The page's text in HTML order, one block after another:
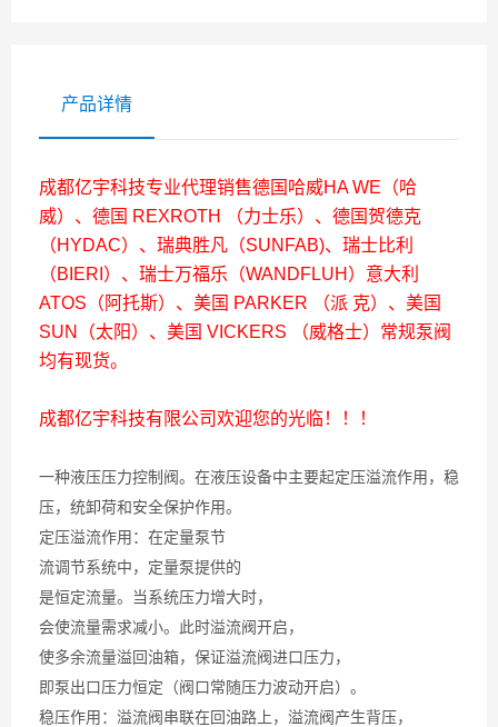
产品详情
成都亿宇科技专业代理销售德国哈威HA WE（哈
威）、德国 REXROTH （力士乐）、德国贺德克
（HYDAC）、瑞典胜凡（SUNFAB)、瑞士比利
（BIERI）、瑞士万福乐（WANDFLUH）意大利
ATOS（阿托斯）、美国 PARKER （派 克）、美国
SUN（太阳）、美国 VICKERS （威格士）常规泵阀
均有现货。
成都亿宇科技有限公司欢迎您的光临！！！
一种液压压力控制阀。在液压设备中主要起定压溢流作用，稳
压，统卸荷和安全保护作用。
定压溢流作用：在定量泵节
流调节系统中，定量泵提供的
是恒定流量。当系统压力增大时，
会使流量需求减小。此时溢流阀开启，
使多余流量溢回油箱，保证溢流阀进口压力，
即泵出口压力恒定（阀口常随压力波动开启）。
稳压作用：溢流阀串联在回油路上，溢流阀产生背压，